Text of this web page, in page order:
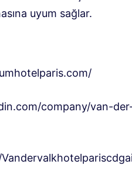
uyum sağlar.
company/van-